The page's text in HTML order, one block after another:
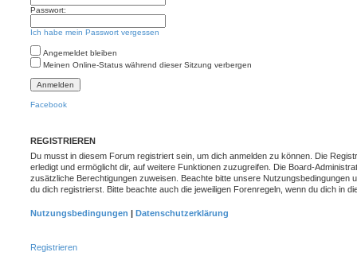
Passwort:
Ich habe mein Passwort vergessen
Angemeldet bleiben
Meinen Online-Status während dieser Sitzung verbergen
Facebook
REGISTRIEREN
Du musst in diesem Forum registriert sein, um dich anmelden zu können. Die
erledigt und ermöglicht dir, auf weitere Funktionen zuzugreifen. Die Board-
zusätzliche Berechtigungen zuweisen. Beachte bitte unsere Nutzungsbedingungen
du dich registrierst. Bitte beachte auch die jeweiligen Forenregeln, wenn du dich in
Nutzungsbedingungen | Datenschutzerklärung
Registrieren